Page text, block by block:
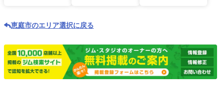
恵庭市のエリア選択に戻る